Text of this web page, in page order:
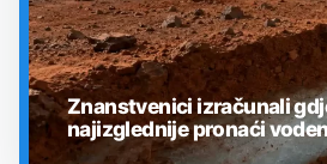
Znanstvenici izračunali
najizglednije pronaći